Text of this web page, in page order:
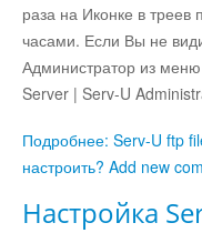
Lietuviškai
Deutsch
раза на Иконке в
часами. Если Вы не
Администратор из
Server | Serv-U
Подробнее: Serv-U ftp
настроить? Add new
Настройка